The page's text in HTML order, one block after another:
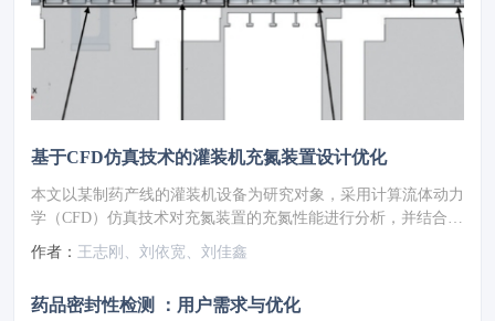
基于CFD仿真技术的灌装机充氮装置设计优化
本文以某制药产线的灌装机设备为研究对象，采用计算流体动力
学（CFD）仿真技术对充氮装置的充氮性能进行分析，并结合分
析结果对氮幕结构进行了优化设计。随后，针对优化方案进行性
能仿真验证，结果显示优化后的顶空残氧量降低至0.252%。为
进行性能测试，测得的顶空残氧量为0.68%，这一结果满足了小
作者： 王志刚、刘依宽、刘佳鑫
药品密封性检测 ：用户需求与优化